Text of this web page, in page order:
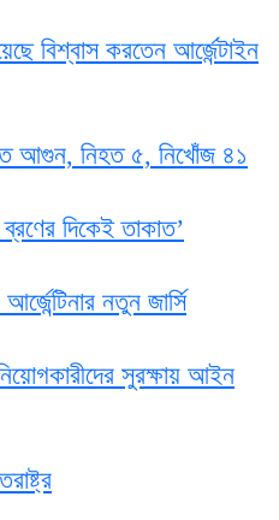
বিশ্বাস করতেন আর্জেন্টাইন
আগুন, নিহত ৫, নিখোঁজ ৪১
দিকেই তাকাত’
নতুন জার্সি
সুরক্ষায় আইন